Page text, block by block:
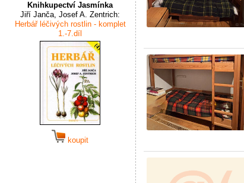
Knihkupectví Jasmínka
Jiří Janča, Josef A. Zentrich:
Herbář léčivých rostlin - komplet
1.-7.díl
koupit